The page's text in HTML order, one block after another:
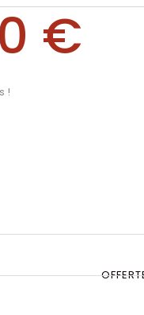
€
!